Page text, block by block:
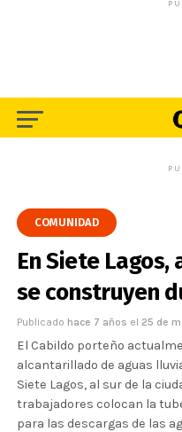
COMUNIDAD
En Siete Lagos,
se construyen
Publicado hace 7 años el 25 de
El Cabildo porteño
alcantarillado de aguas
Siete Lagos, al sur de la
trabajadores colocan la
para las descargas de las